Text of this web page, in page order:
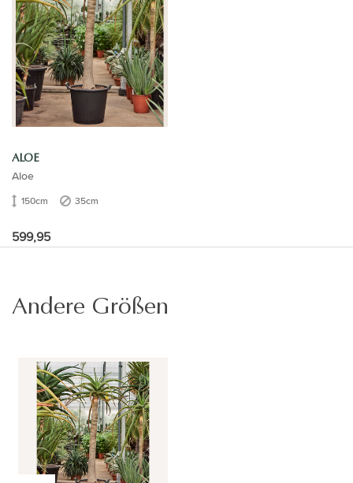
ALOE
Aloe
150cm 35cm
599,95
Andere Größen